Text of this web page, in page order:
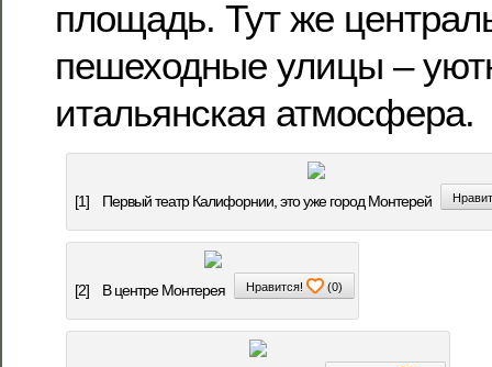
площадь. Тут же
пешеходные улицы –
итальянская атмосфера.
[1] Первый театр Калифорнии, это уже город Монтерей
[2] В центре Монтерея Нравится! (0)